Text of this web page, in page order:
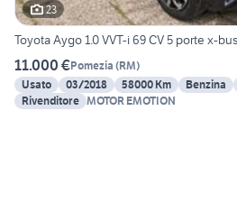
23
Toyota Aygo 1.0 VVT-i 69 CV 5 porte x-
11.000 €Pomezia (RM)
Usato
03/2018 58000 Km Benzina
Rivenditore MOTOR EMOTION